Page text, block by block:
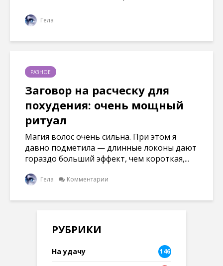
Гела
РАЗНОЕ
Заговор на расческу для
похудения: очень мощный
ритуал
Магия волос очень сильна. При этом я
давно подметила — длинные локоны дают
гораздо больший эффект, чем короткая,...
Гела Комментарии
РУБРИКИ
На удачу 146